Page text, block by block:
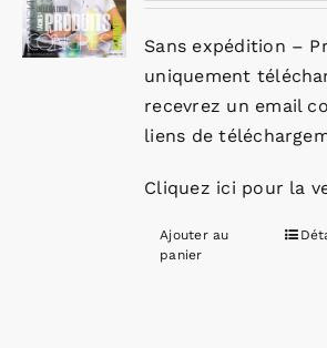
Sans expédition –
uniquement
recevrez un email
liens de
Cliquez ici pour la
Ajouter au
panier